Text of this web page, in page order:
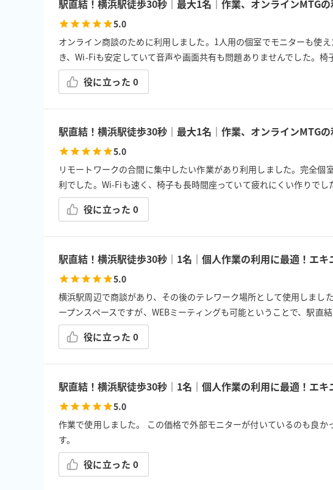
駅直結！横浜駅徒歩30秒｜最大1名｜作業、オンラインMTG
5.0
オンライン商談のために利用しました。1人用の個室でモニターも使
き、Wi-Fiも安定していて音声や画面共有も問題ありませんでした。
役に立った 0
駅直結！横浜駅徒歩30秒｜最大1名｜作業、オンラインMTG
5.0
リモートワークの合間に集中したい作業があり利用しました。完全
利でした。Wi-Fiも速く、椅子も長時間座っていて疲れにくい作りでし
役に立った 0
駅直結！横浜駅徒歩30秒｜1名｜個人作業の利用に最適！エ
5.0
横浜駅周辺で商談があり、その後のテレワーク場所として使用しま
ープンスペースですが、WEBミーティングも可能ということで、駅直
役に立った 0
駅直結！横浜駅徒歩30秒｜1名｜個人作業の利用に最適！エ
5.0
作業で使用しました。 この価格で外部モニターが付いているのも良
す。
役に立った 0